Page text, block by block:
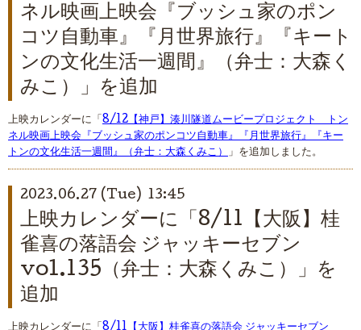
ネル映画上映会『ブッシュ家のポン
コツ自動車』『月世界旅行』『キート
ンの文化生活一週間』（弁士：大森く
みこ）」を追加
上映カレンダーに「 8/12【神戸】湊川隧道ムービープロジェクト トン
ネル映画上映会『ブッシュ家のポンコツ自動車』『月世界旅行』『キー
トンの文化生活一週間』（弁士：大森くみこ）
」を追加しました。
2023.06.27 (Tue) 13:45
上映カレンダーに「8/11【大阪】桂
雀喜の落語会 ジャッキーセブン
vol.135（弁士：大森くみこ）」を
追加
上映カレンダーに「 8/11【大阪】桂雀喜の落語会 ジャッキーセブン